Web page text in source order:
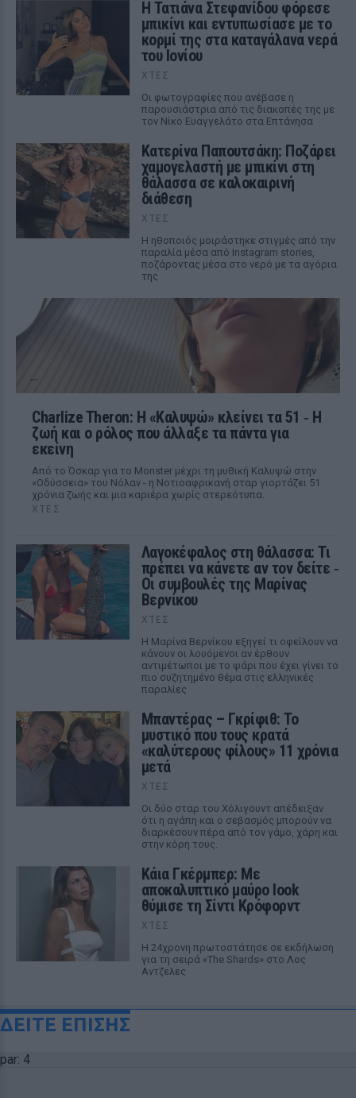
Η Τατιάνα Στεφανίδου φόρεσε
μπικίνι και εντυπωσίασε με το
κορμί της στα καταγάλανα νερά
του Ιονίου
ΧΤΕΣ
Οι φωτογραφίες που ανέβασε η
παρουσιάστρια από τις διακοπές της με
τον Νίκο Ευαγγελάτο στα Επτάνησα
Κατερίνα Παπουτσάκη: Ποζάρει
χαμογελαστή με μπικίνι στη
θάλασσα σε καλοκαιρινή
διάθεση
ΧΤΕΣ
Η ηθοποιός μοιράστηκε στιγμές από την
παραλία μέσα από Instagram stories,
ποζάροντας μέσα στο νερό με τα αγόρια
της
Charlize Theron: Η «Καλυψώ» κλείνει τα 51 ‑ H
ζωή και ο ρόλος που άλλαξε τα πάντα για
εκείνη
Από το Όσκαρ για το Monster μέχρι τη μυθική Καλυψώ στην
«Οδύσσεια» του Νόλαν - η Νοτιοαφρικανή σταρ γιορτάζει 51
χρόνια ζωής και μια καριέρα χωρίς στερεότυπα.
ΧΤΕΣ
Λαγοκέφαλος στη θάλασσα: Τι
πρέπει να κάνετε αν τον δείτε ‑
Οι συμβουλές της Μαρίνας
Βερνίκου
ΧΤΕΣ
Η Μαρίνα Βερνίκου εξηγεί τι οφείλουν να
κάνουν οι λουόμενοι αν έρθουν
αντιμέτωποι με το ψάρι που έχει γίνει το
πιο συζητημένο θέμα στις ελληνικές
παραλίες
Μπαντέρας – Γκρίφιθ: Το
μυστικό που τους κρατά
«καλύτερους φίλους» 11 χρόνια
μετά
ΧΤΕΣ
Οι δύο σταρ του Χόλιγουντ απέδειξαν
ότι η αγάπη και ο σεβασμός μπορούν να
διαρκέσουν πέρα από τον γάμο, χάρη και
στην κόρη τους.
Κάια Γκέρμπερ: Με
αποκαλυπτικό μαύρο look
θύμισε τη Σίντι Κρόφορντ
ΧΤΕΣ
Η 24χρονη πρωτοστάτησε σε εκδήλωση
για τη σειρά «The Shards» στο Λος
Αντζελες
ΔΕΙΤΕ ΕΠΙΣΗΣ
par: 4